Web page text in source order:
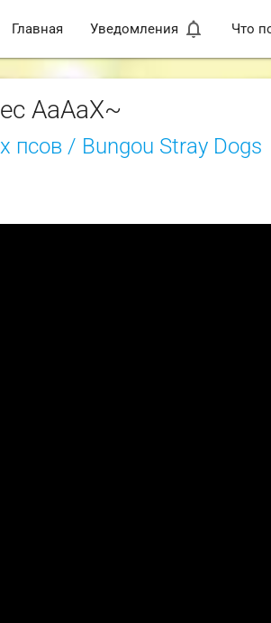
Главная Уведомления notifications_none Что
АаАаХ~
псов / Bungou Stray Dogs